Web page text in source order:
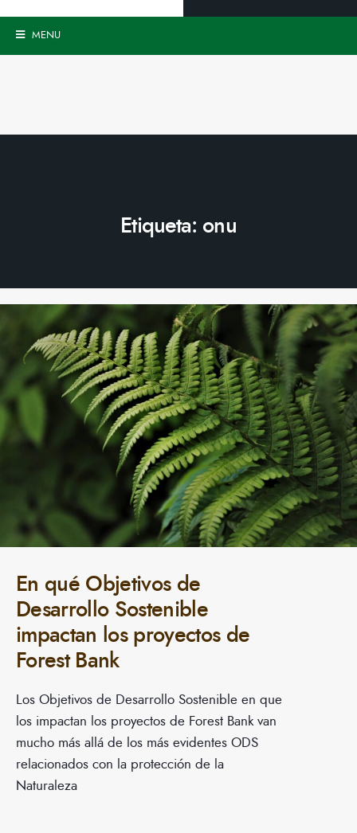
MENU
Etiqueta: onu
En qué Objetivos de
Desarrollo Sostenible
impactan los proyectos de
Forest Bank
Los Objetivos de Desarrollo Sostenible en que
los impactan los proyectos de Forest Bank van
mucho más allá de los más evidentes ODS
relacionados con la protección de la
Naturaleza